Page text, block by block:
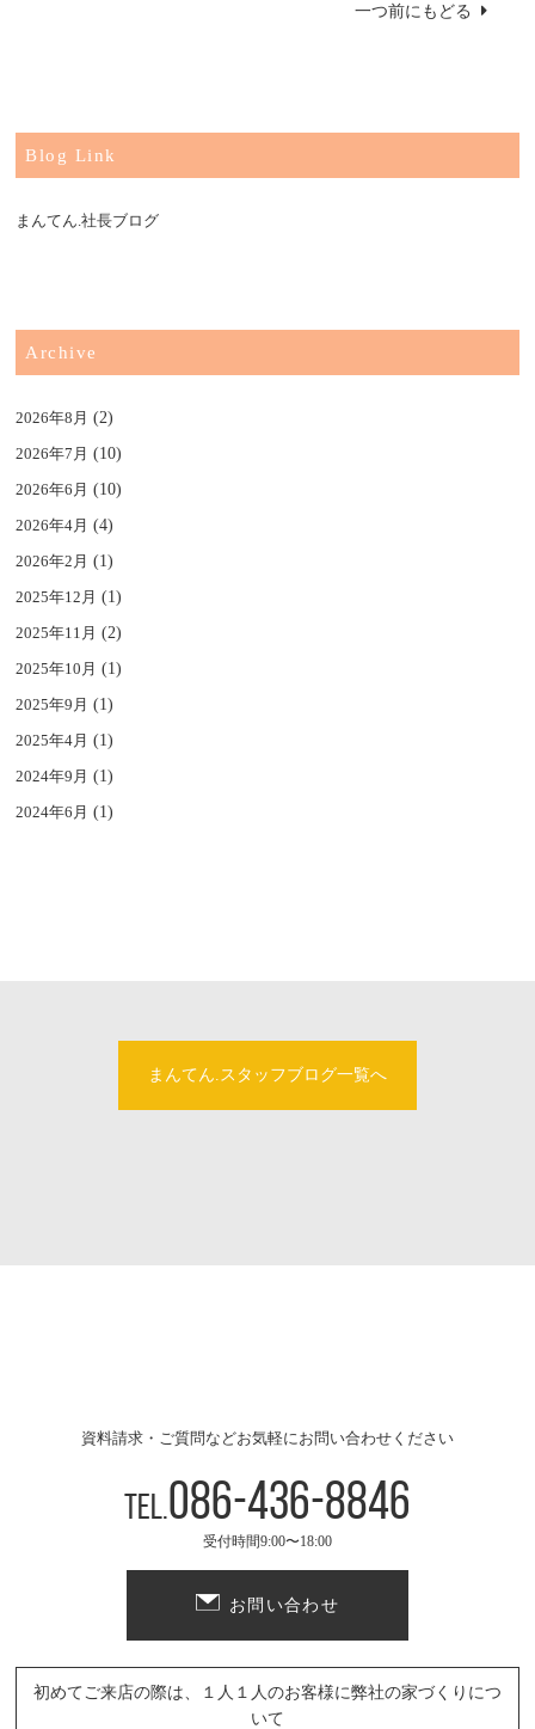
Blog Link
まんてん.社長ブログ
Archive
2026年8月 (2)
2026年7月 (10)
2026年6月 (10)
2026年4月 (4)
2026年2月 (1)
2025年12月 (1)
2025年11月 (2)
2025年10月 (1)
2025年9月 (1)
2025年4月 (1)
2024年9月 (1)
2024年6月 (1)
一つ前にもどる
まんてん.スタッフブログ一覧へ
資料請求・ご質問などお気軽にお問い合わせください
Tel.086-436-8846
受付時間9:00〜18:00
お問い合わせ
初めてご来店の際は、１人１人のお客様に弊社の家づくりにつ
いて